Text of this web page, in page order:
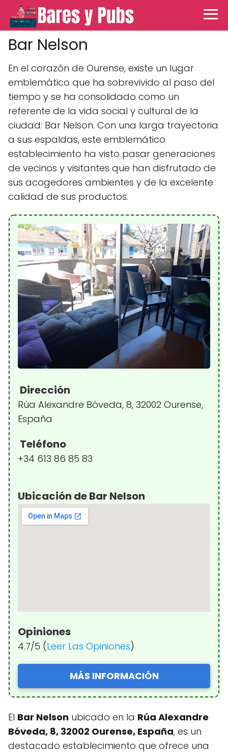
Bar Nelson
En el corazón de Ourense, existe un lugar
emblemático que ha sobrevivido al paso del
tiempo y se ha consolidado como un
referente de la vida social y cultural de la
ciudad: Bar Nelson. Con una larga trayectoria
a sus espaldas, este emblemático
establecimiento ha visto pasar generaciones
de vecinos y visitantes que han disfrutado de
sus acogedores ambientes y de la excelente
calidad de sus productos.
Dirección
Rúa Alexandre Bóveda, 8, 32002 Ourense,
España
Teléfono
+34 613 86 85 83
Ubicación de Bar Nelson
Opiniones
4.7/5 (Leer Las Opiniones)
MÁS INFORMACIÓN
El Bar Nelson ubicado en la Rúa Alexandre
Bóveda, 8, 32002 Ourense, España, es un
destacado establecimiento que ofrece una